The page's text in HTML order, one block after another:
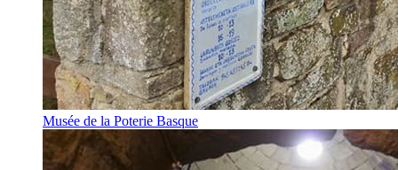
Musée de la Poterie Basque